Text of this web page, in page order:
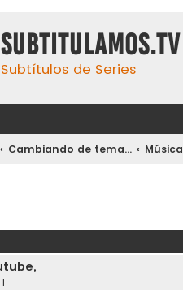
subtitulamos.tv
Subtítulos de Series
Cambiando de tema... Música